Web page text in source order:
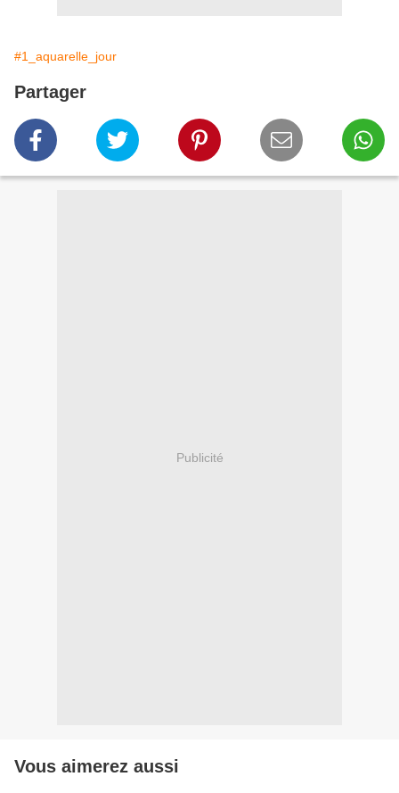
#1_aquarelle_jour
Partager
Publicité
Vous aimerez aussi